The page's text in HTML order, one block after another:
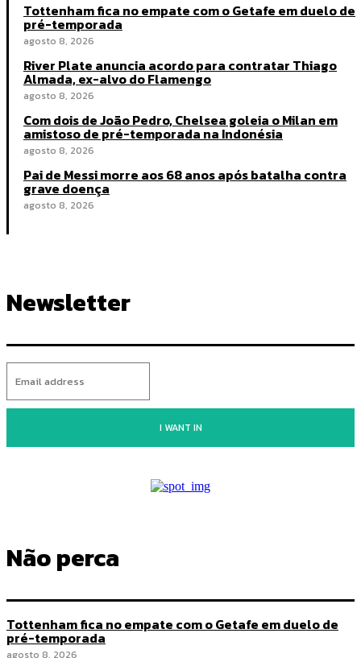
Tottenham fica no empate com o Getafe em duelo de
pré-temporada
agosto 8, 2026
River Plate anuncia acordo para contratar Thiago
Almada, ex-alvo do Flamengo
agosto 8, 2026
Com dois de João Pedro, Chelsea goleia o Milan em
amistoso de pré-temporada na Indonésia
agosto 8, 2026
Pai de Messi morre aos 68 anos após batalha contra
grave doença
agosto 8, 2026
Newsletter
I WANT IN
Não perca
Tottenham fica no empate com o Getafe em duelo de
pré-temporada
agosto 8, 2026